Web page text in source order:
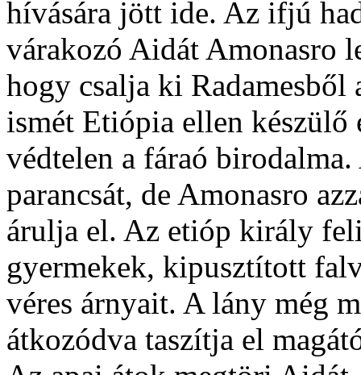
hívására jött ide. Az ifjú
várakozó Aidát Amonasro
hogy csalja ki
ismét Etiópia ellen készülő
védtelen a fáraó
parancsát, de Amonasro
árulja el. Az etióp király
gyermekek, kipusztított
véres árnyait. A lány még
átkozódva taszítja el